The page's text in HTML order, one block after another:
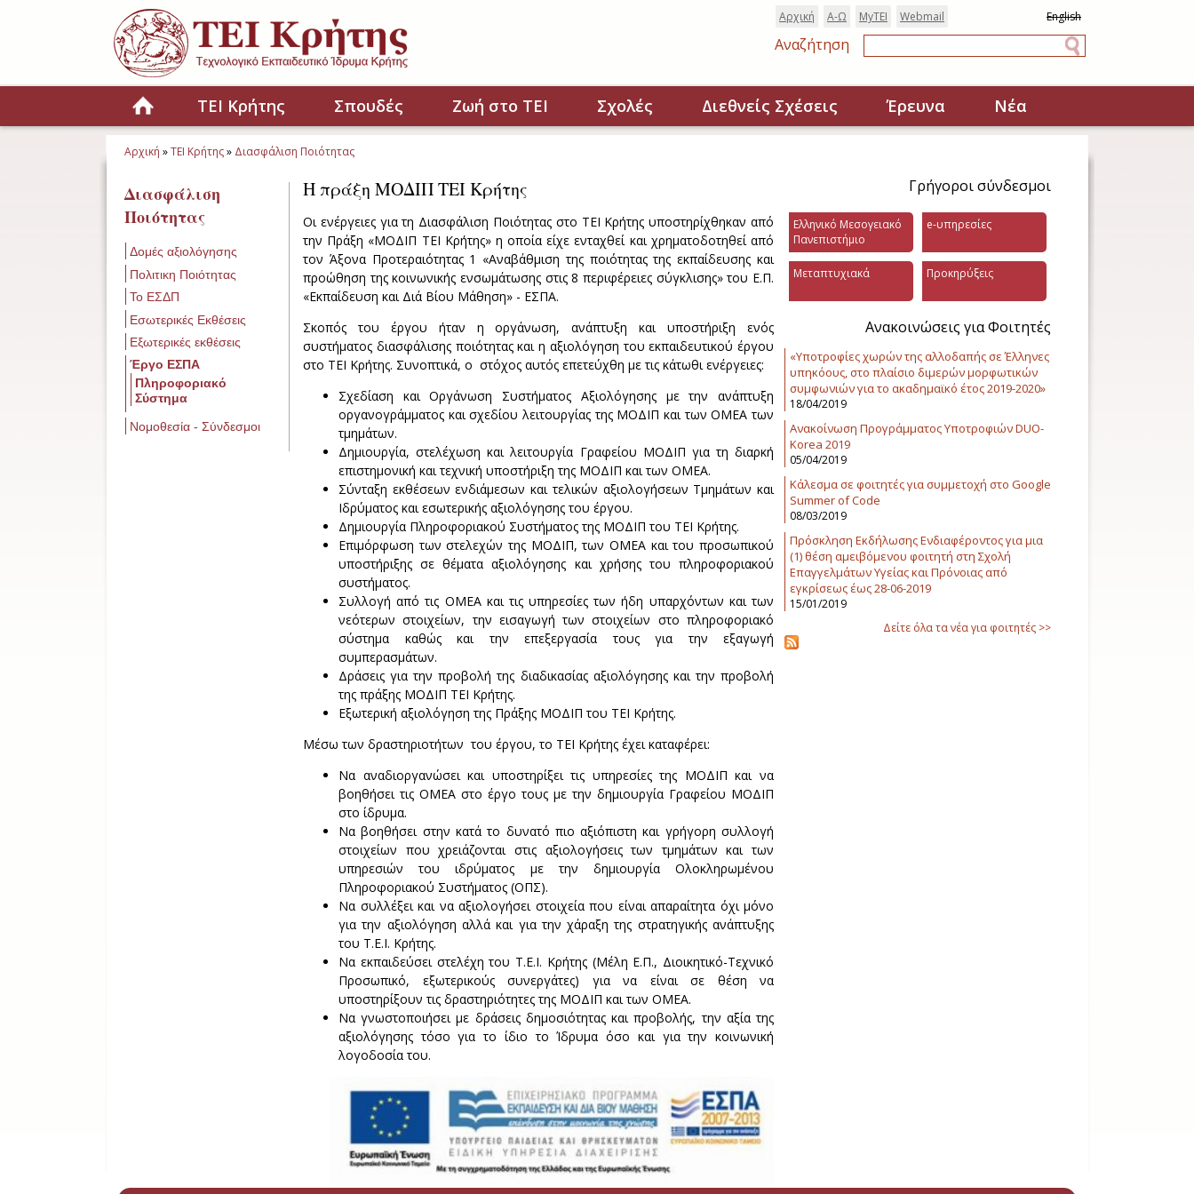
Παράκαμψη προς το κυρίως περιεχόμενο
English
Webmail
MyTEI
Α-Ω
Αρχική
Αναζήτηση
HomeΤΕΙ Κρήτης Σπουδές Ζωή στο ΤΕΙ Σχολές Διεθνείς Σχέσεις Έρευνα Νέα
Αρχική »ΤΕΙ Κρήτης» Διασφάλιση Ποιότητας
Διασφάλιση
Ποιότητας
Δομές αξιολόγησης
Πολιτικη Ποιότητας
Το ΕΣΔΠ
Εσωτερικές Εκθέσεις
Εξωτερικές εκθέσεις
Έργο ΕΣΠΑ
Πληροφοριακό
Σύστημα
Νομοθεσία - Σύνδεσμοι
Η πράξη ΜΟΔΙΠ ΤΕΙ Κρήτης
Οι ενέργειες για τη Διασφάλιση Ποιότητας στο ΤΕΙ Κρήτης υποστηρίχθηκαν από
την Πράξη «ΜΟΔΙΠ ΤΕΙ Κρήτης» η οποία είχε ενταχθεί και χρηματοδοτηθεί από
τον Άξονα Προτεραιότητας 1 «Αναβάθμιση της ποιότητας της εκπαίδευσης και
προώθηση της κοινωνικής ενσωμάτωσης στις 8 περιφέρειες σύγκλισης» του Ε.Π.
«Εκπαίδευση και Διά Βίου Μάθηση» - ΕΣΠΑ.
Σκοπός του έργου ήταν η οργάνωση, ανάπτυξη και υποστήριξη ενός
συστήματος διασφάλισης ποιότητας και η αξιολόγηση του εκπαιδευτικού έργου
στο ΤΕΙ Κρήτης. Συνοπτικά, ο στόχος αυτός επετεύχθη με τις κάτωθι ενέργειες:
Σχεδίαση και Οργάνωση Συστήματος Αξιολόγησης με την ανάπτυξη
οργανογράμματος και σχεδίου λειτουργίας της ΜΟΔΙΠ και των ΟΜΕΑ των
τμημάτων.
Δημιουργία, στελέχωση και λειτουργία Γραφείου ΜΟΔΙΠ για τη διαρκή
επιστημονική και τεχνική υποστήριξη της ΜΟΔΙΠ και των ΟΜΕΑ.
Σύνταξη εκθέσεων ενδιάμεσων και τελικών αξιολογήσεων Τμημάτων και
Ιδρύματος και εσωτερικής αξιολόγησης του έργου.
Δημιουργία Πληροφοριακού Συστήματος της ΜΟΔΙΠ του ΤΕΙ Κρήτης.
Επιμόρφωση των στελεχών της ΜΟΔΙΠ, των ΟΜΕΑ και του προσωπικού
υποστήριξης σε θέματα αξιολόγησης και χρήσης του πληροφοριακού
συστήματος.
Συλλογή από τις ΟΜΕΑ και τις υπηρεσίες των ήδη υπαρχόντων και των
νεότερων στοιχείων, την εισαγωγή των στοιχείων στο πληροφοριακό
σύστημα καθώς και την επεξεργασία τους για την εξαγωγή
συμπερασμάτων.
Δράσεις για την προβολή της διαδικασίας αξιολόγησης και την προβολή
της πράξης ΜΟΔΙΠ ΤΕΙ Κρήτης.
Εξωτερική αξιολόγηση της Πράξης ΜΟΔΙΠ του ΤΕΙ Κρήτης.
Μέσω των δραστηριοτήτων του έργου, το ΤΕΙ Κρήτης έχει καταφέρει:
Να αναδιοργανώσει και υποστηρίξει τις υπηρεσίες της ΜΟΔΙΠ και να
βοηθήσει τις ΟΜΕΑ στο έργο τους με την δημιουργία Γραφείου ΜΟΔΙΠ
στο ίδρυμα.
Να βοηθήσει στην κατά το δυνατό πιο αξιόπιστη και γρήγορη συλλογή
στοιχείων που χρειάζονται στις αξιολογήσεις των τμημάτων και των
υπηρεσιών του ιδρύματος με την δημιουργία Ολοκληρωμένου
Πληροφοριακού Συστήματος (ΟΠΣ).
Να συλλέξει και να αξιολογήσει στοιχεία που είναι απαραίτητα όχι μόνο
για την αξιολόγηση αλλά και για την χάραξη της στρατηγικής ανάπτυξης
του Τ.Ε.Ι. Κρήτης.
Να εκπαιδεύσει στελέχη του Τ.Ε.Ι. Κρήτης (Μέλη Ε.Π., Διοικητικό-Τεχνικό
Προσωπικό, εξωτερικούς συνεργάτες) για να είναι σε θέση να
υποστηρίξουν τις δραστηριότητες της ΜΟΔΙΠ και των ΟΜΕΑ.
Να γνωστοποιήσει με δράσεις δημοσιότητας και προβολής, την αξία της
αξιολόγησης τόσο για το ίδιο το Ίδρυμα όσο και για την κοινωνική
λογοδοσία του.
Γρήγοροι σύνδεσμοι
Ελληνικό Μεσογειακό
Πανεπιστήμιο
e-υπηρεσίες
Μεταπτυχιακά Προκηρύξεις
Ανακοινώσεις για Φοιτητές
«Υποτροφίες χωρών της αλλοδαπής σε Έλληνες
υπηκόους, στο πλαίσιο διμερών μορφωτικών
συμφωνιών για το ακαδημαϊκό έτος 2019-2020»
18/04/2019
Ανακοίνωση Προγράμματος Υποτροφιών DUO-
Korea 2019
05/04/2019
Κάλεσμα σε φοιτητές για συμμετοχή στο Google
Summer of Code
08/03/2019
Πρόσκληση Εκδήλωσης Ενδιαφέροντος για μια
(1) θέση αμειβόμενου φοιτητή στη Σχολή
Επαγγελμάτων Υγείας και Πρόνοιας από
εγκρίσεως έως 28-06-2019
15/01/2019
Δείτε όλα τα νέα για φοιτητές >>